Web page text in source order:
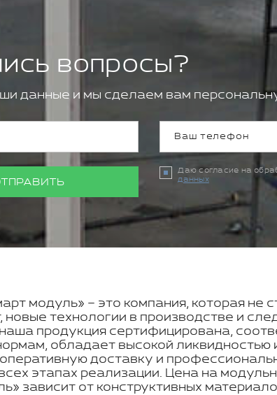
вопросы?
данные и мы сделаем вам
Даю согласие на
данных
модуль» – это компания, которая не
новые технологии в производстве и
продукция сертифицирована,
обладает высокой
доставку и
этапах реализации. Цена на
зависит от конструктивных